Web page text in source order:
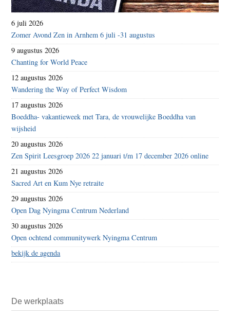
6 juli 2026
Zomer Avond Zen in Arnhem 6 juli -31 augustus
9 augustus 2026
Chanting for World Peace
12 augustus 2026
Wandering the Way of Perfect Wisdom
17 augustus 2026
Boeddha- vakantieweek met Tara, de vrouwelijke Boeddha van
wijsheid
20 augustus 2026
Zen Spirit Leesgroep 2026 22 januari t/m 17 december 2026 online
21 augustus 2026
Sacred Art en Kum Nye retraite
29 augustus 2026
Open Dag Nyingma Centrum Nederland
30 augustus 2026
Open ochtend communitywerk Nyingma Centrum
bekijk de agenda
De werkplaats